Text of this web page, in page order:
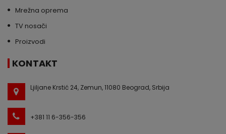
Mrežna oprema
TV nosači
Proizvodi
KONTAKT
Ljiljane Krstić 24, Zemun, 11080 Beograd, Srbija
+381 11 6-356-356